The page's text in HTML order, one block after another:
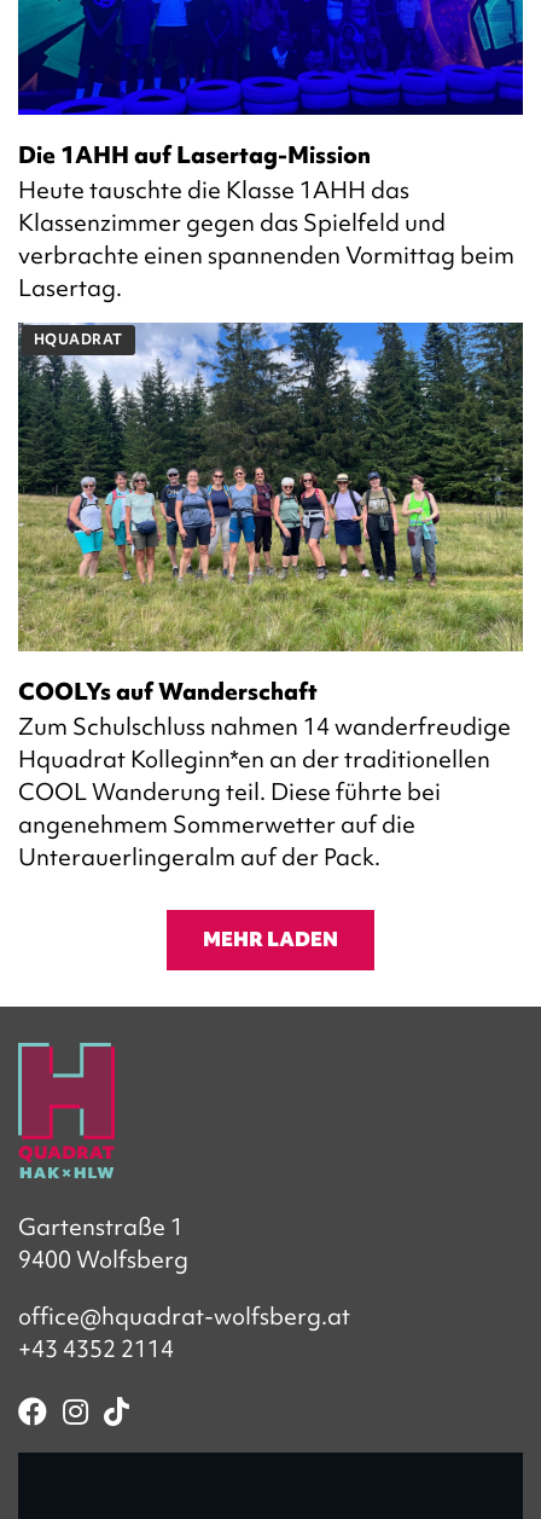
Die 1AHH auf Lasertag-Mission
Heute tauschte die Klasse 1AHH das
Klassenzimmer gegen das Spielfeld und
verbrachte einen spannenden Vormittag beim
Lasertag.
HQUADRAT
COOLYs auf Wanderschaft
Zum Schulschluss nahmen 14 wanderfreudige
Hquadrat Kolleginn*en an der traditionellen
COOL Wanderung teil. Diese führte bei
angenehmem Sommerwetter auf die
Unterauerlingeralm auf der Pack.
MEHR LADEN
Gartenstraße 1
9400 Wolfsberg
office@hquadrat-wolfsberg.at
+43 4352 2114